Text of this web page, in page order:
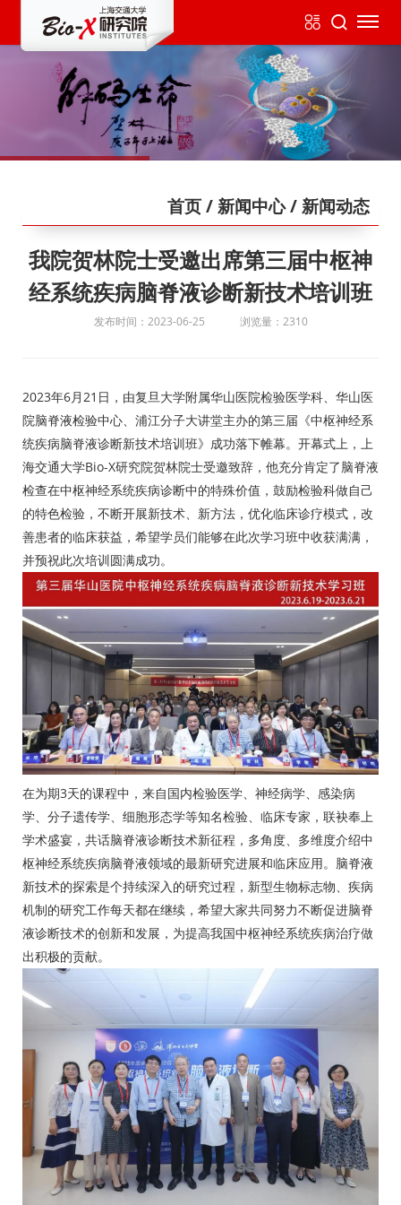
首页/ 新闻中心/ 新闻动态
我院贺林院士受邀出席第三届中枢神
经系统疾病脑脊液诊断新技术培训班
发布时间：2023-06-25 浏览量：2310
2023年6月21日，由复旦大学附属华山医院检验医学科、华山医
院脑脊液检验中心、浦江分子大讲堂主办的第三届《中枢神经系
统疾病脑脊液诊断新技术培训班》成功落下帷幕。开幕式上，上
海交通大学Bio-X研究院贺林院士受邀致辞，他充分肯定了脑脊液
检查在中枢神经系统疾病诊断中的特殊价值，鼓励检验科做自己
的特色检验，不断开展新技术、新方法，优化临床诊疗模式，改
善患者的临床获益，希望学员们能够在此次学习班中收获满满，
并预祝此次培训圆满成功。
在为期3天的课程中，来自国内检验医学、神经病学、感染病
学、分子遗传学、细胞形态学等知名检验、临床专家，联袂奉上
学术盛宴，共话脑脊液诊断技术新征程，多角度、多维度介绍中
枢神经系统疾病脑脊液领域的最新研究进展和临床应用。脑脊液
新技术的探索是个持续深入的研究过程，新型生物标志物、疾病
机制的研究工作每天都在继续，希望大家共同努力不断促进脑脊
液诊断技术的创新和发展，为提高我国中枢神经系统疾病治疗做
出积极的贡献。